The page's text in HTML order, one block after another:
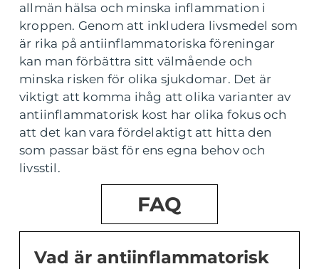
allmän hälsa och minska inflammation i
kroppen. Genom att inkludera livsmedel som
är rika på antiinflammatoriska föreningar
kan man förbättra sitt välmående och
minska risken för olika sjukdomar. Det är
viktigt att komma ihåg att olika varianter av
antiinflammatorisk kost har olika fokus och
att det kan vara fördelaktigt att hitta den
som passar bäst för ens egna behov och
livsstil.
FAQ
Vad är antiinflammatorisk